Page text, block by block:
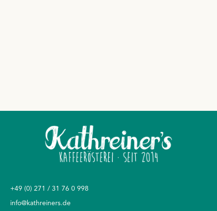
+49 (0) 271 / 31 76 0 998
info@kathreiners.de